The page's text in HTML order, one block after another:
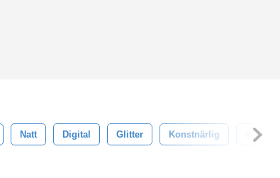
Natt Digital Glitter Konstnärlig Blossa